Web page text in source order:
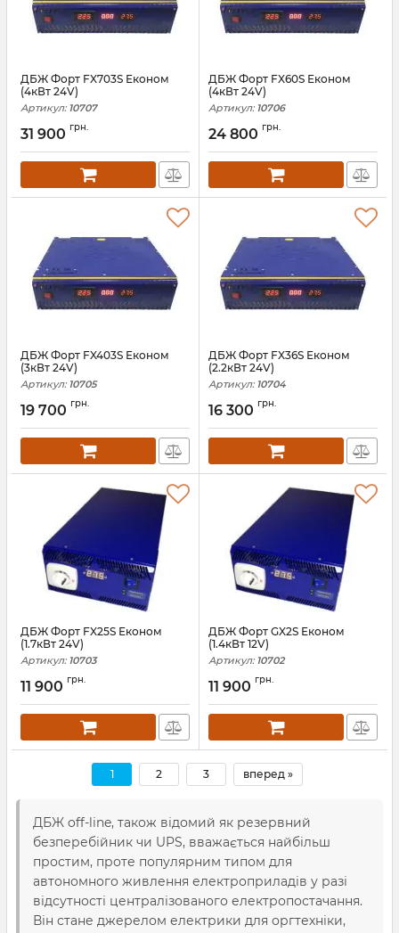
ДБЖ Форт FX703S Економ
(4кВт 24V)
Артикул: 10707
31 900 грн.
ДБЖ Форт FX60S Економ
(4кВт 24V)
Артикул: 10706
24 800 грн.
ДБЖ Форт FX403S Економ
(3кВт 24V)
Артикул: 10705
19 700 грн.
ДБЖ Форт FX36S Економ
(2.2кВт 24V)
Артикул: 10704
16 300 грн.
ДБЖ Форт FX25S Економ
(1.7кВт 24V)
Артикул: 10703
11 900 грн.
ДБЖ Форт GX2S Економ
(1.4кВт 12V)
Артикул: 10702
11 900 грн.
1 2 3 вперед »
ДБЖ off-line, також відомий як резервний
безперебійник чи UPS, вважається найбільш
простим, проте популярним типом для
автономного живлення електроприладів у разі
відсутності централізованого електропостачання.
Він стане джерелом електрики для оргтехніки,